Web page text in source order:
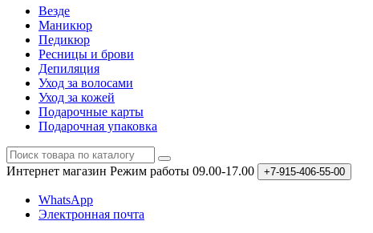
Везде
Маникюр
Педикюр
Ресницы и брови
Депиляция
Уход за волосами
Уход за кожей
Подарочные карты
Подарочная упаковка
Интернет магазин Режим работы 09.00-17.00 +7-915-406-55-00
WhatsApp
Электронная почта